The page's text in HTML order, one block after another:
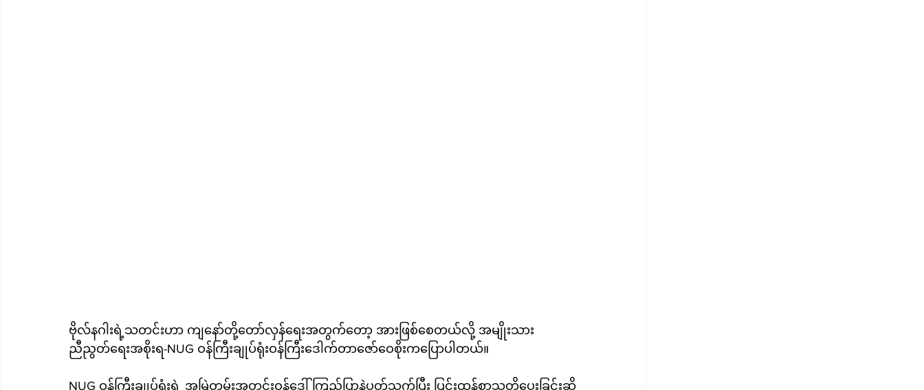
ဗိုလ်နဂါးရဲ့သတင်းဟာ ကျနော်တို့တော်လှန်ရေးအတွက်တော့ အားဖြစ်စေတယ်လို့ အမျိုးသား
ညီညွတ်ရေးအစိုးရ-NUG ဝန်ကြီးချုပ်ရုံးဝန်ကြီးဒေါက်တာဇော်ဝေစိုးကပြောပါတယ်။
NUG ဝန်ကြီးချုပ်ရုံးရဲ့ အမြဲတမ်းအတွင်းဝန်ဒေါ်ကြည်ပြာနဲ့ပတ်သက်ပြီး ပြင်းထန်စွာသတိပေးခြင်းဆို